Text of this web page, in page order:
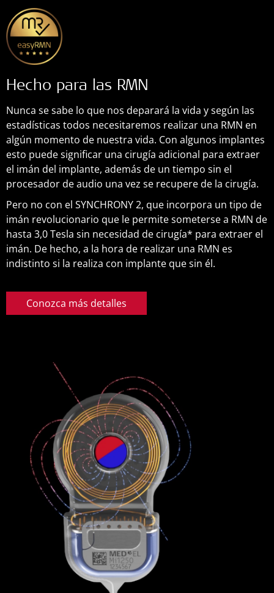
Hecho para las RMN
Nunca se sabe lo que nos deparará la vida y según las
estadísticas todos necesitaremos realizar una RMN en
algún momento de nuestra vida. Con algunos implantes
esto puede significar una cirugía adicional para extraer
el imán del implante, además de un tiempo sin el
procesador de audio una vez se recupere de la cirugía.
Pero no con el SYNCHRONY 2, que incorpora un tipo de
imán revolucionario que le permite someterse a RMN de
hasta 3,0 Tesla sin necesidad de cirugía* para extraer el
imán. De hecho, a la hora de realizar una RMN es
indistinto si la realiza con implante que sin él.
Conozca más detalles